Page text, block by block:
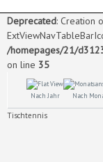
Deprecated: Creation
/homepages/21/
on line 35
Nach Jahr Nach
Tischtennis